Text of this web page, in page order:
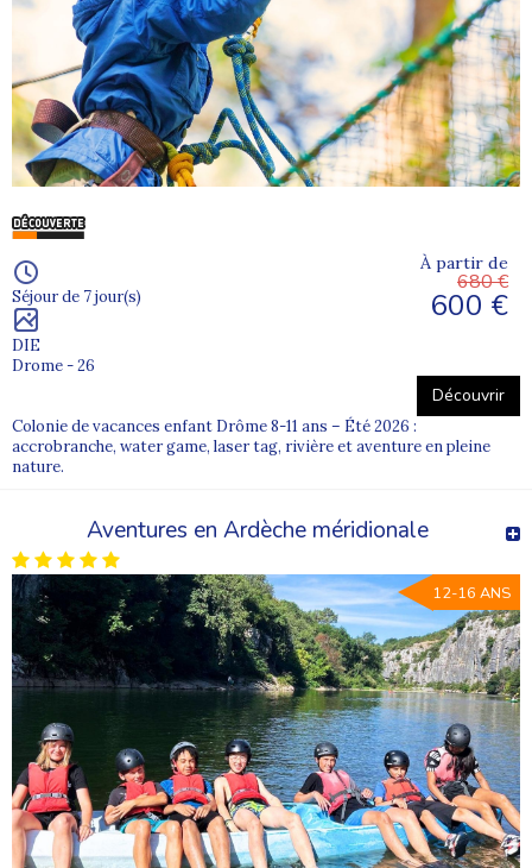
Séjour de 7 jour(s)
DIE
Drome - 26
À partir de
680 €
600 €
Découvrir
Colonie de vacances enfant Drôme 8-11 ans – Été 2026 :
accrobranche, water game, laser tag, rivière et aventure en pleine
nature.
Aventures en Ardèche méridionale
12-16 ANS